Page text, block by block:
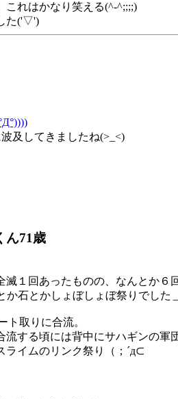
れはかなり笑える(^-^;;;;)
た('▽')
及してきましたね(>_<)
ん71歳
１回あったものの、なんとか６
石とかしょぼしょぼ祭りでした
ト取りに合流。
する頃には背中にサハギンの軍
ライムのリンク祭り（；´д⊂